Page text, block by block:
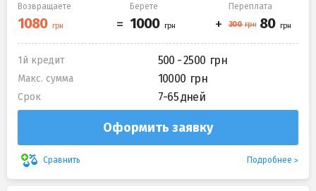
Возвращаете Берете Переплата
1й кредит 500 - 2500
Макс. сумма 10000
Срок 7-65 дней
Оформить заявку
Сравнить Подробнее